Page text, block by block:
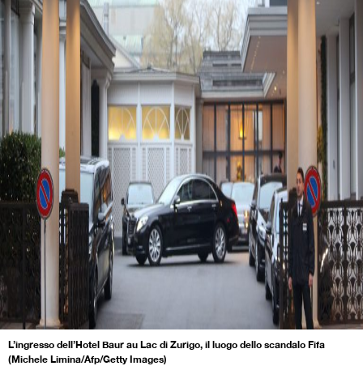
L’ingresso dell’Hotel Baur au Lac di Zurigo, il luogo dello scandalo Fifa
(Michele Limina/Afp/Getty Images)